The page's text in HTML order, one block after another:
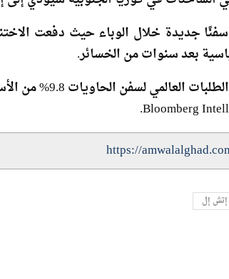
جديدة خلال الوباء حيث دفعت
بعد سنوات من الخسائر.
https://